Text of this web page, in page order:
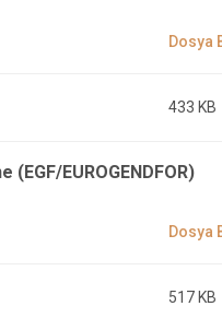
433 KB
EUROGENDFOR)
517 KB